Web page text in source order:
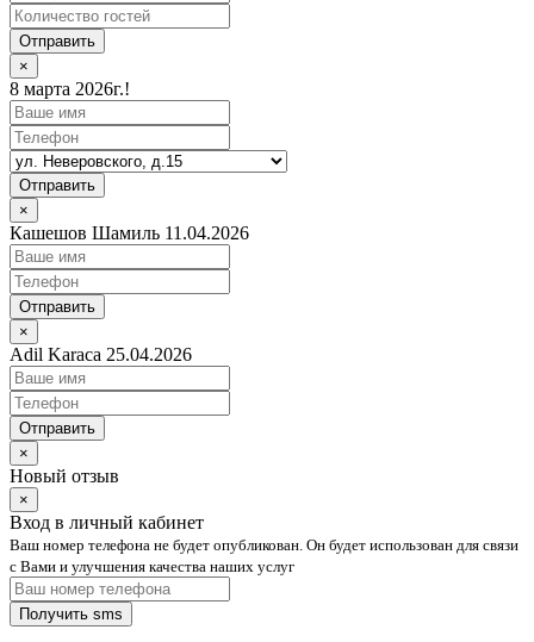
Отправить
×
8 марта 2026г.!
Отправить
×
Кашешов Шамиль 11.04.2026
Отправить
×
Adil Karaca 25.04.2026
Отправить
×
Новый отзыв
×
Вход в личный кабинет
Ваш номер телефона не будет опубликован. Он будет использован для связи
с Вами и улучшения качества наших услуг